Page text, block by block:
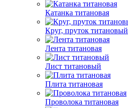
Катанка титановая
Круг, пруток титановый
Лента титановая
Лист титановый
Плита титановая
Проволока титановая